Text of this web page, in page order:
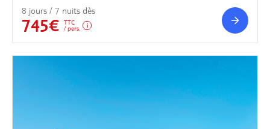
8 jours / 7 nuits dès
745€
TTC
/ pers.